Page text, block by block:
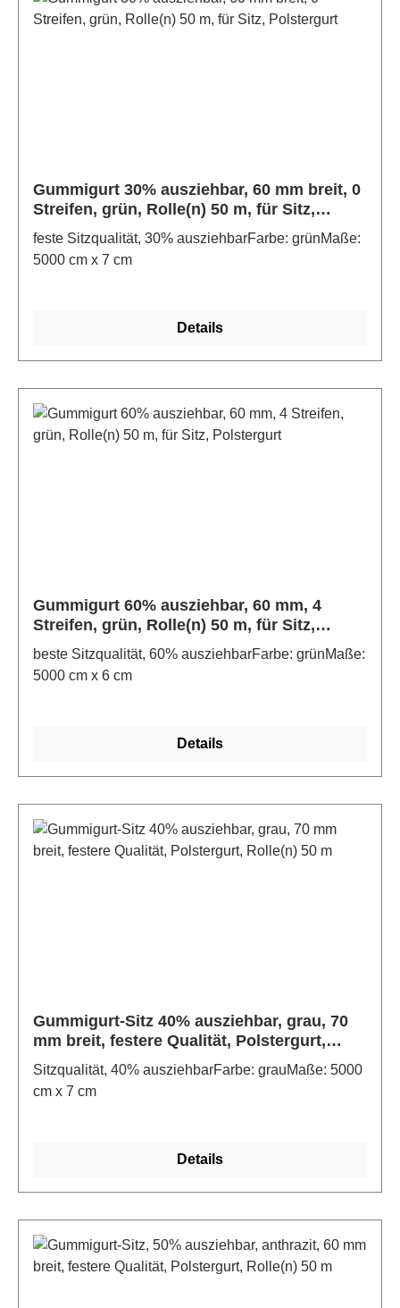
Gummigurt 30% ausziehbar, 60 mm breit, 0
Streifen, grün, Rolle(n) 50 m, für Sitz,
Polstergurt
feste Sitzqualität, 30% ausziehbarFarbe: grünMaße:
5000 cm x 7 cm
Details
Gummigurt 60% ausziehbar, 60 mm, 4
Streifen, grün, Rolle(n) 50 m, für Sitz,
Polstergurt
beste Sitzqualität, 60% ausziehbarFarbe: grünMaße:
5000 cm x 6 cm
Details
Gummigurt-Sitz 40% ausziehbar, grau, 70
mm breit, festere Qualität, Polstergurt,
Rolle(n) 50 m
Sitzqualität, 40% ausziehbarFarbe: grauMaße: 5000
cm x 7 cm
Details